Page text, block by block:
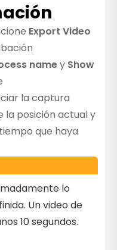
Export Video
namey Show
la captura
la posición actual y
que haya
lo
Un video de
10 segundos.